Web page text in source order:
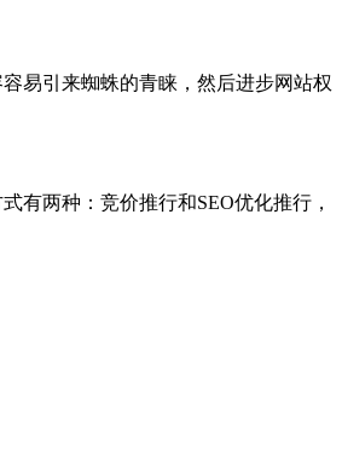
易引来蜘蛛的青睐，然后进步网站权
有两种：竞价推行和SEO优化推行，